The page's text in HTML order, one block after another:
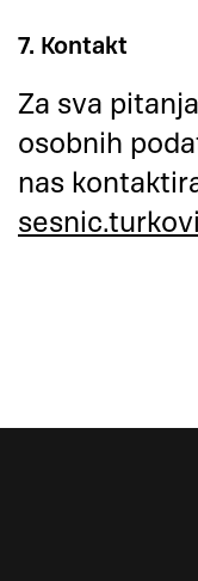
7. Kontakt
Za sva
osobnih
nas